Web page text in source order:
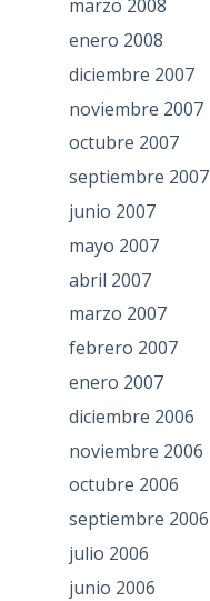
marzo 2008
enero 2008
diciembre 2007
noviembre 2007
octubre 2007
septiembre 2007
junio 2007
mayo 2007
abril 2007
marzo 2007
febrero 2007
enero 2007
diciembre 2006
noviembre 2006
octubre 2006
septiembre 2006
julio 2006
junio 2006